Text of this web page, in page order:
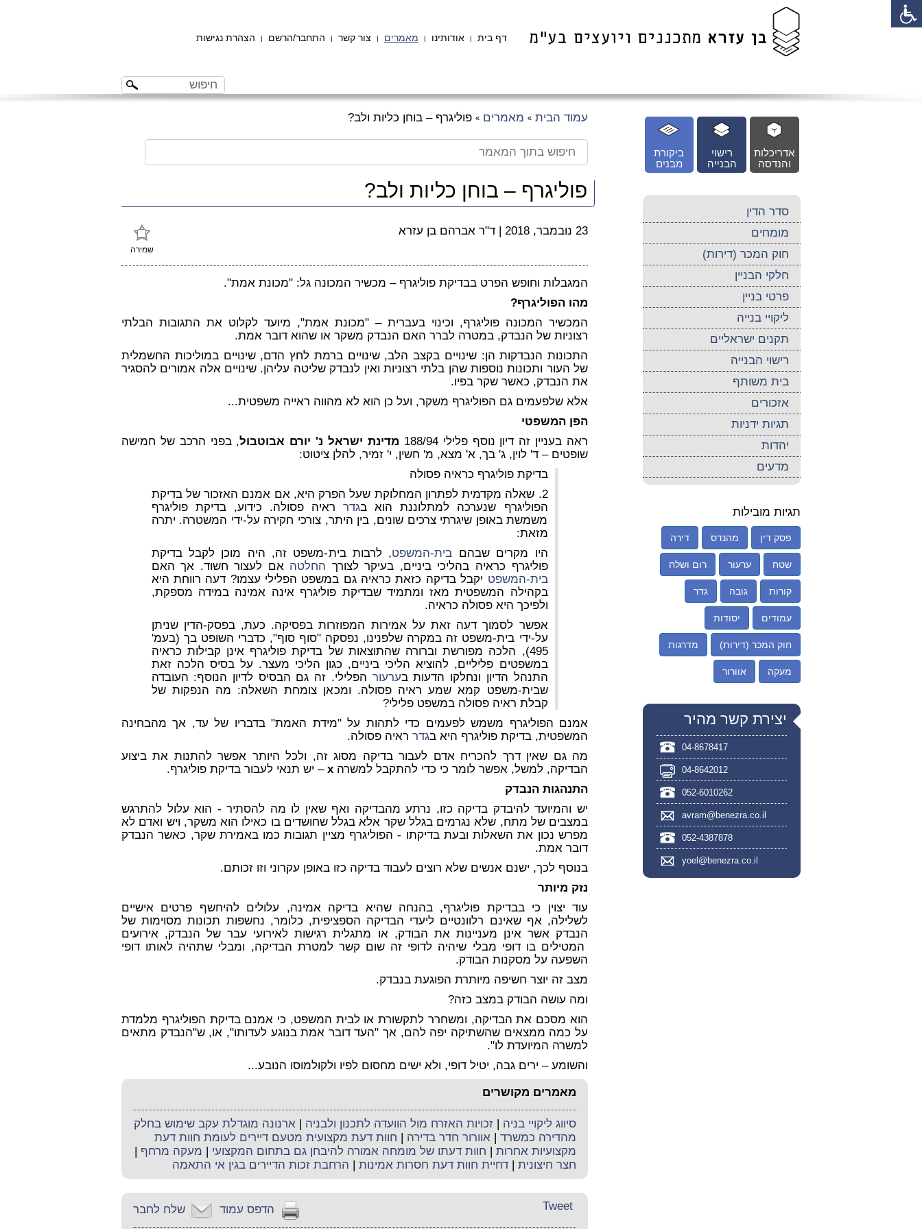
דף בית | אודותינו | מאמרים | צור קשר | התחבר/הרשם | הצהרת נגישות
עמוד הבית » מאמרים » פוליגרף – בוחן כליות ולב?
פוליגרף – בוחן כליות ולב?
שמירה
23 נובמבר, 2018 | ד"ר אברהם בן עזרא
המגבלות וחופש הפרט בבדיקת פוליגרף – מכשיר המכונה גל: "מכונת אמת".
מהו הפוליגרף?
המכשיר המכונה פוליגרף, וכינוי בעברית – "מכונת אמת", מיועד לקלוט את התגובות הבלתי
רצוניות של הנבדק, במטרה לברר האם הנבדק משקר או שהוא דובר אמת.
התכונות הנבדקות הן: שינויים בקצב הלב, שינויים ברמת לחץ הדם, שינויים במוליכות החשמלית
של העור ותכונות נוספות שהן בלתי רצוניות ואין לנבדק שליטה עליהן. שינויים אלה אמורים להסגיר
את הנבדק, כאשר שקר בפיו.
אלא שלפעמים גם הפוליגרף משקר, ועל כן הוא לא מהווה ראייה משפטית...
הפן המשפטי
ראה בעניין זה דיון נוסף פלילי 188/94
מדינת ישראל נ' יורם אבוטבול, בפני הרכב של חמישה
שופטים – ד' לוין, ג' בך, א' מצא, מ' חשין, י' זמיר, להלן ציטוט:
בדיקת פוליגרף כראיה פסולה
2. שאלה מקדמית לפתרון המחלוקת שעל הפרק היא, אם אמנם האזכור של בדיקת
הפוליגרף שנערכה למתלוננת הוא בגדרראיה פסולה. כידוע, בדיקת פוליגרף
משמשת באופן שיגרתי צרכים שונים, בין היתר, צורכי חקירה על-ידי המשטרה. יתרה
מזאת:
היו מקרים שבהם בית-המשפט, לרבות בית-משפט זה, היה מוכן לקבל בדיקת
פוליגרף כראיה בהליכי ביניים, בעיקר לצורך החלטה אם לעצור חשוד. אך האם
בית-המשפט יקבל בדיקה כזאת כראיה גם במשפט הפלילי עצמו? דעה רווחת היא
בקהילה המשפטית מאז ומתמיד שבדיקת פוליגרף אינה אמינה במידה מספקת,
ולפיכך היא פסולה כראיה.
אפשר לסמוך דעה זאת על אמירות המפוזרות בפסיקה. כעת, בפסק-הדין שניתן
על-ידי בית-משפט זה במקרה שלפנינו, נפסקה "סוף סוף", כדברי השופט בך (בעמ'
495), הלכה מפורשת וברורה שהתוצאות של בדיקת פוליגרף אינן קבילות כראיה
במשפטים פליליים, להוציא הליכי ביניים, כגון הליכי מעצר. על בסיס הלכה זאת
התנהל הדיון ונחלקו הדעות בערעור הפלילי. זה גם הבסיס לדיון הנוסף: העובדה
שבית-משפט קמא שמע ראיה פסולה. ומכאן צומחת השאלה: מה הנפקות של
קבלת ראיה פסולה במשפט פלילי?
אמנם הפוליגרף משמש לפעמים כדי לתהות על "מידת האמת" בדבריו של עד, אך מהבחינה
המשפטית, בדיקת פוליגרף היא בגדר ראיה פסולה.
מה גם שאין דרך להכריח אדם לעבור בדיקה מסוג זה, ולכל היותר אפשר להתנות את ביצוע
הבדיקה, למשל, אפשר לומר כי כדי להתקבל למשרה x – יש תנאי לעבור בדיקת פוליגרף.
התנהגות הנבדק
יש והמיועד להיבדק בדיקה כזו, נרתע מהבדיקה ואף שאין לו מה להסתיר - הוא עלול להתרגש
במצבים של מתח, שלא נגרמים בגלל שקר אלא בגללשחושדים בו כאילו הוא משקר, ויש ואדם לא
מפרש נכון את השאלות ובעת בדיקתו - הפוליגרף מציין תגובות כמו באמירת שקר, כאשר הנבדק
דובר אמת.
בנוסף לכך, ישנם אנשים שלא רוצים לעבוד בדיקה כזו באופן עקרוני וזו זכותם.
נזק מיותר
עוד יצוין כי בבדיקת פוליגרף, בהנחה שהיא בדיקה אמינה, עלולים להיחשף פרטים אישיים
לשלילה,אף שאינם רלוונטיים ליעדי הבדיקה הספציפית, כלומר, נחשפות תכונות מסוימות של
הנבדק אשר אינן מעניינות את הבודק, או מתגלית רגישות לאירועי עבר של הנבדק, אירועים
המטילים בו דופי מבלי שיהיה לדופי זה שום קשר למטרת הבדיקה, ומבלי שתהיה לאותו דופי
השפעה על מסקנות הבודק.
מצב זה יוצר חשיפה מיותרת הפוגעת בנבדק.
ומה עושה הבודק במצב כזה?
הוא מסכם את הבדיקה, ומשחרר לתקשורת או לבית המשפט, כי אמנם בדיקת הפוליגרף מלמדת
על כמה ממצאים שהשתיקה יפה להם, אך "העד דובר אמת בנוגע לעדותו", או, ש"הנבדק מתאים
למשרה המיועדת לו".
והשומע – ירים גבה, יטיל דופי, ולא ישים מחסום לפיו ולקולמוסו הנובע...
מאמרים מקושרים
סיווג ליקויי בניה | זכויות האזרח מול הוועדה לתכנון ולבניה | ארנונה מוגדלת עקב שימוש בחלק
מהדירה כמשרד | אוורור חדר בדירה | חוות דעת מקצועית מטעם דיירים לעומת חוות דעת
מקצועיות אחרות | חוות דעתו של מומחה אמורה להיבחן גם בתחום המקצועי | מעקה מרחף |
חצר חיצונית | דחיית חוות דעת חסרות אמינות | הרחבת זכות הדיירים בגין אי התאמה
שלח לחבר הדפס עמוד Tweet
ביקורת
מבנים
רישוי
הבנייה
אדריכלות
והנדסה
סדר הדין
מומחים
חוק המכר (דירות)
חלקי הבניין
פרטי בניין
ליקויי בנייה
תקנים ישראליים
רישוי הבנייה
בית משותף
אזכורים
תגיות ידניות
יהדות
מדעים
תגיות מובילות
פסק דין מהנדס דירה
שטח ערעור רום ושלח
קורות גובה גדר
עמודים יסודות
חוק המכר (דירות) מדרגות
מעקה אוורור
יצירת קשר מהיר
04-8678417
04-8642012
052-6010262
avram@benezra.co.il
052-4387878
yoel@benezra.co.il